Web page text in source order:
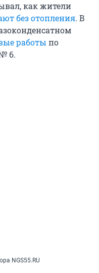
как жители
без отопления. В
работы по
6.
NGS55.RU